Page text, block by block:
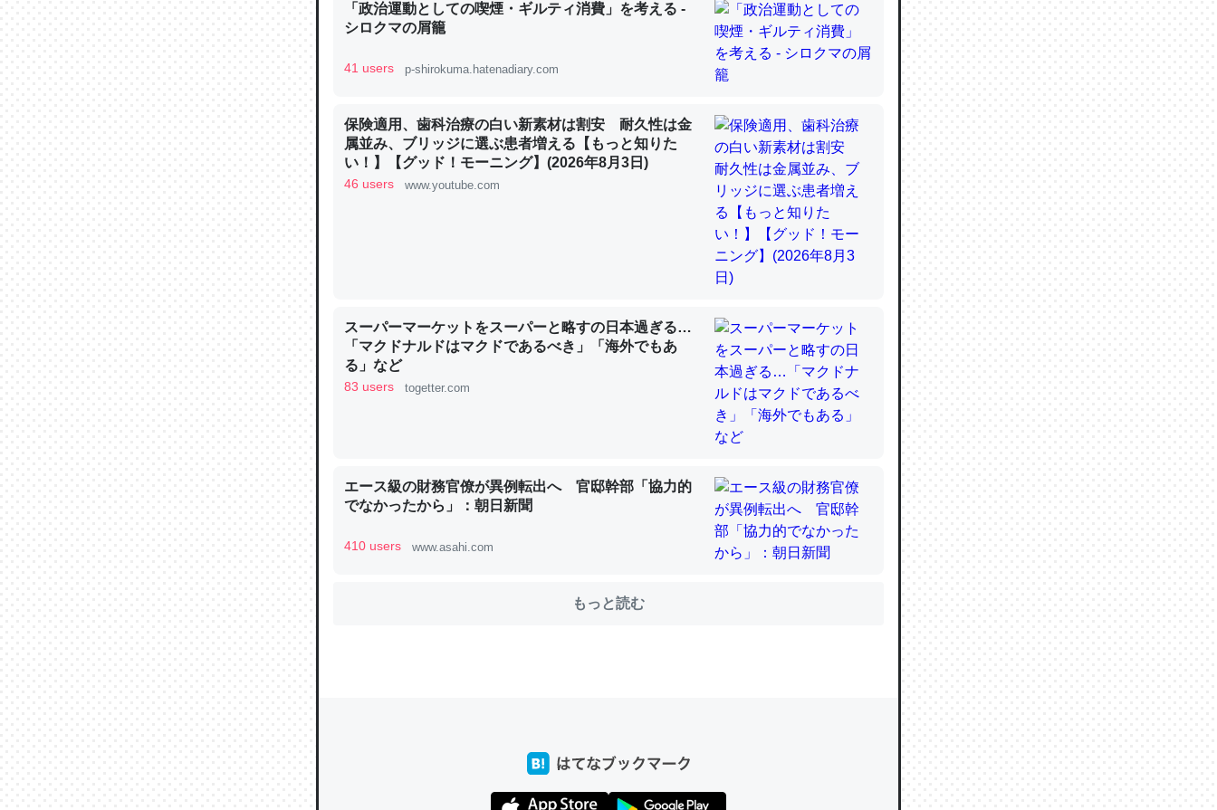
は」とあって面白い。海にいる鋏角類（カブトガニ・ウミグモ）はカルシウムを使わずキ
チンを強化してる筈だが、酵素が違うのか？
─ニュース :: 【研究発表】昆虫学の大問題＝「昆虫はなぜ海にいないのか」に関する新仮説
類だと殻を無くしてナメクジになったり努力してるし。
─ニュース :: 【研究発表】昆虫学の大問題＝「昆虫はなぜ海にいないのか」に関する新仮説
中。あと、Googleマップで位置情報を共有してる。電池残量や充電中かが分かるのでこ
れ見て生きてるなって分かる。
─たまにLINEするくらいだった遠方の父67歳と僕。ITツール導入でコミュニケーションが劇的に変化し
た｜tayorini by LIFULL介護
「政治運動としての喫煙・ギルティ消費」を考える -
シロクマの屑籠
41 users p-shirokuma.hatenadiary.com
保険適用、歯科治療の白い新素材は割安 耐久性は金
属並み、ブリッジに選ぶ患者増える【もっと知りた
い！】【グッド！モーニング】(2026年8月3日)
46 users www.youtube.com
スーパーマーケットをスーパーと略すの日本過ぎる…
「マクドナルドはマクドであるべき」「海外でもあ
る」など
83 users togetter.com
エース級の財務官僚が異例転出へ 官邸幹部「協力的
でなかったから」：朝日新聞
410 users www.asahi.com
もっと読む